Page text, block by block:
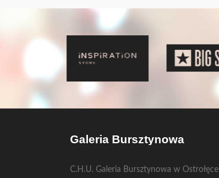
Galeria Bursztynowa
C.H.U. Galeria Bursztynowa w Ostrołęce